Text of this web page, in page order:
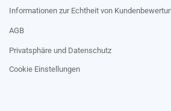
Informationen zur Echtheit von
AGB
Privatsphäre und Datenschutz
Cookie Einstellungen